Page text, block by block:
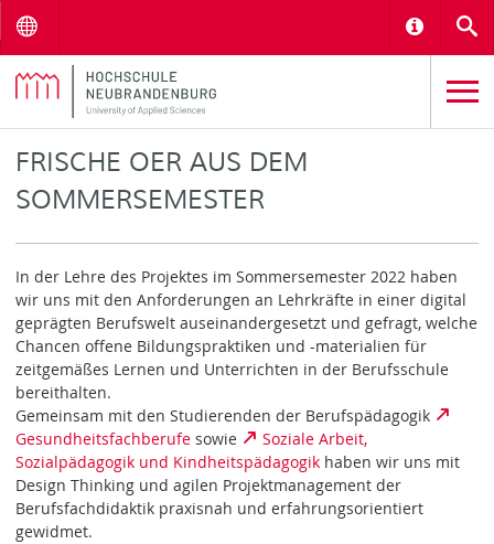
FRISCHE OER AUS DEM
SOMMERSEMESTER
In der Lehre des Projektes im Sommersemester 2022 haben
wir uns mit den Anforderungen an Lehrkräfte in einer digital
geprägten Berufswelt auseinandergesetzt und gefragt, welche
Chancen offene Bildungspraktiken und -materialien für
zeitgemäßes Lernen und Unterrichten in der Berufsschule
bereithalten.
Gemeinsam mit den Studierenden der Berufspädagogik
Gesundheitsfachberufe sowie
Soziale Arbeit,
Sozialpädagogik und Kindheitspädagogik haben wir uns mit
Design Thinking und agilen Projektmanagement der
Berufsfachdidaktik praxisnah und erfahrungsorientiert
gewidmet.